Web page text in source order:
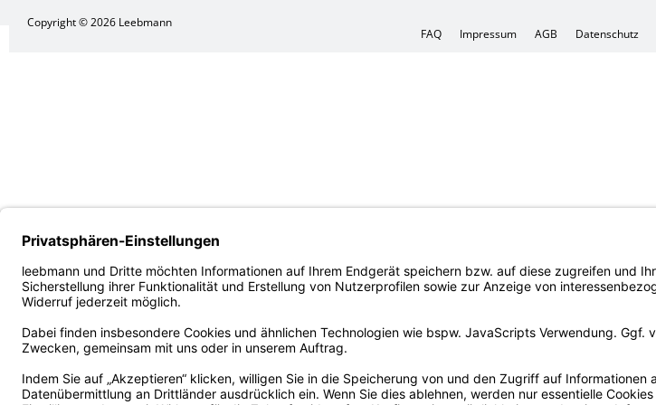
Copyright © 2026 Leebmann
FAQ Impres­sum AGB Daten­schutz